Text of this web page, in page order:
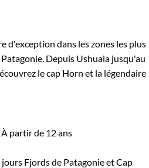
d'exception dans les zones les plus
Depuis Ushuaia jusqu'au
le cap Horn et la légendaire
À partir de 12 ans
jours Fjords de Patagonie et Cap